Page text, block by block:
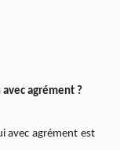
agrément ?
avec agrément est